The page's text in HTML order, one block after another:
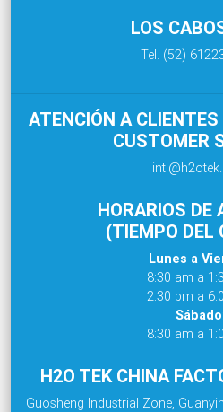
LOS
Tel. (52)
ATENCIÓN A
CUSTOMER
HORARIOS DE
(TIEMPO DEL
Lunes a
8:30 am a
2:30 pm a
8:30 am a
H2O TEK CHINA
Guosheng Industrial Zone,